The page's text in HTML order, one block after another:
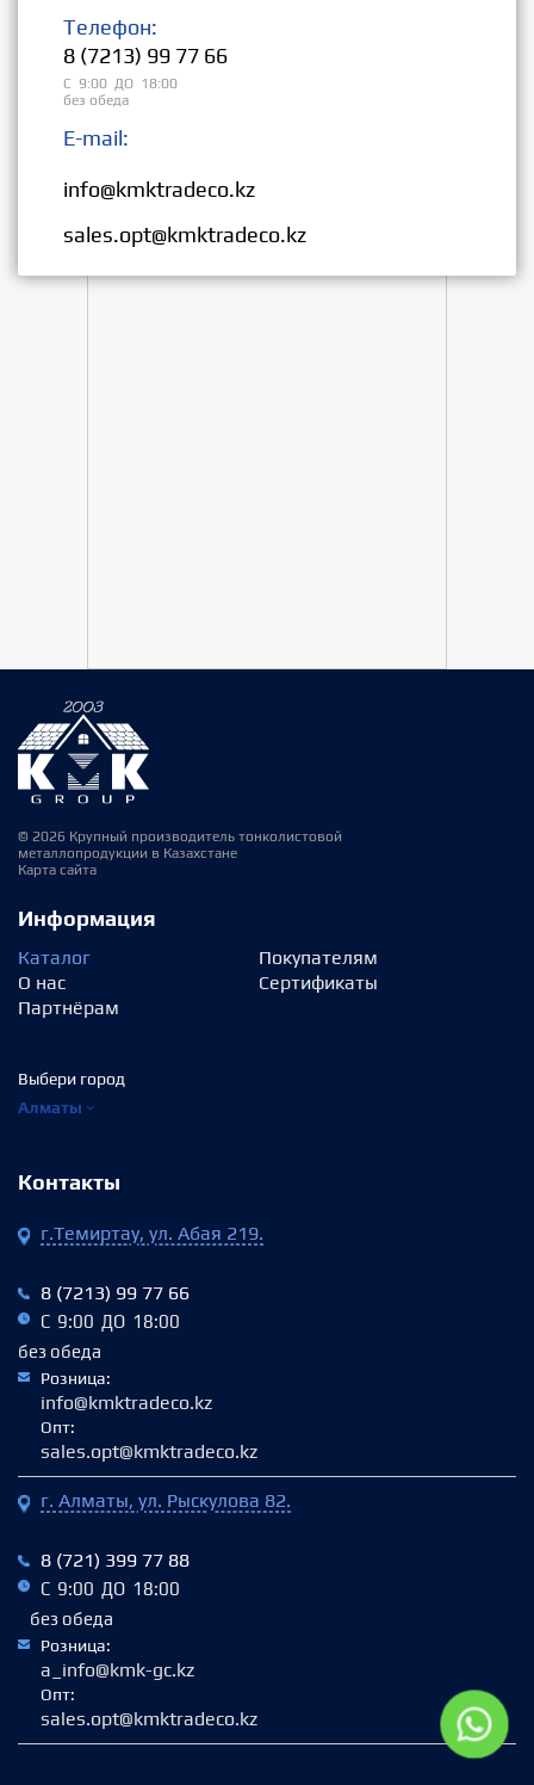
Телефон:
8 (7213) 99 77 66
С 9:00 ДО 18:00
без обеда
E-mail:
info@kmktradeco.kz
sales.opt@kmktradeco.kz
© 2026 Крупный производитель тонколистовой
металлопродукции в Казахстане
Карта сайта
Информация
Каталог
О нас
Партнёрам
Покупателям
Сертификаты
Выбери город
Алматы
Контакты
г.Темиртау, ул. Абая 219.
8 (7213) 99 77 66
С 9:00 ДО 18:00
без обеда
Розница:
info@kmktradeco.kz
Опт:
sales.opt@kmktradeco.kz
г. Алматы, ул. Рыскулова 82.
8 (721) 399 77 88
С 9:00 ДО 18:00
без обеда
Розница:
a_info@kmk-gc.kz
Опт:
sales.opt@kmktradeco.kz